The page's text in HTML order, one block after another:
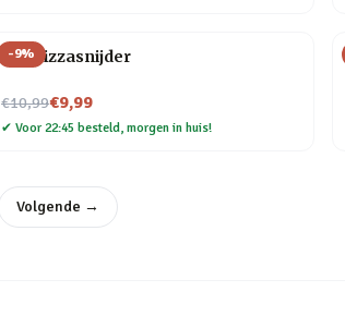
-9%
Kat Pizzasnijder
€10,99
Nu voor€9,99
✔ Voor 22:45 besteld, morgen in huis!
Volgende →